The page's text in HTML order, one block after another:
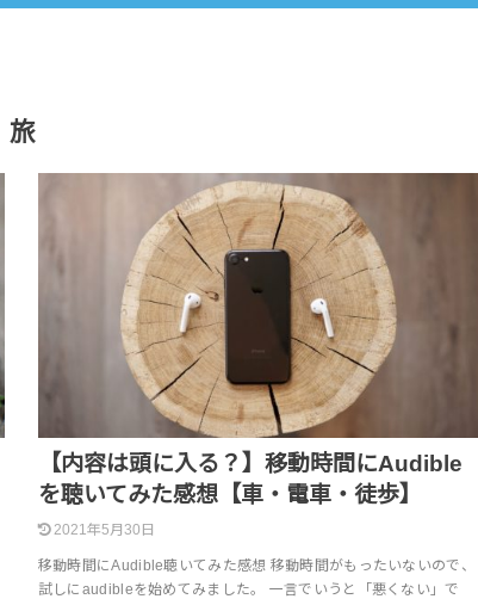
旅
【内容は頭に入る？】移動時間にAudible
を聴いてみた感想【車・電車・徒歩】
2021年5月30日
移動時間にAudible聴いてみた感想 移動時間がもったいないので、
試しにaudibleを始めてみました。 一言でいうと「悪くない」で